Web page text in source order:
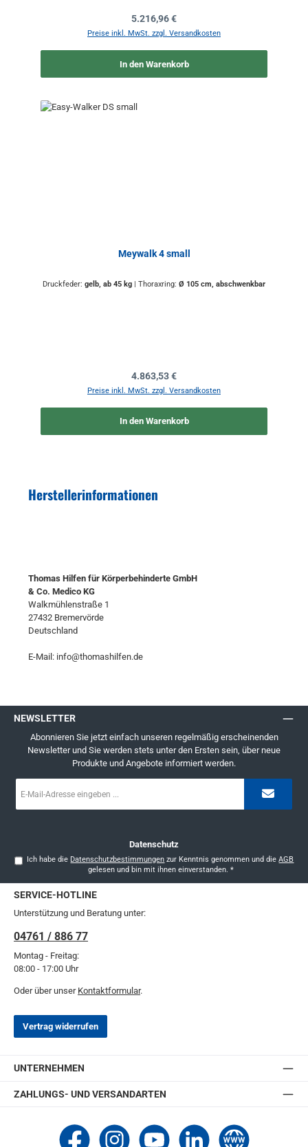
Regulärer Preis:
5.216,96 €
Preise inkl. MwSt. zzgl. Versandkosten
In den Warenkorb
Meywalk 4 small
Druckfeder: gelb, ab 45 kg Thoraxring: Ø 105 cm, abschwenkbar
Regulärer Preis:
4.863,53 €
Preise inkl. MwSt. zzgl. Versandkosten
In den Warenkorb
Herstellerinformationen
Thomas Hilfen für Körperbehinderte GmbH
& Co. Medico KG
Walkmühlenstraße 1
27432 Bremervörde
Deutschland
E-Mail: info@thomashilfen.de
NEWSLETTER
Abonnieren Sie jetzt einfach unseren regelmäßig erscheinenden
Newsletter und Sie werden stets unter den Ersten sein, über neue
Produkte und Angebote informiert werden.
Mail-
Datenschutz
Ich habe die Datenschutzbestimmungen zur Kenntnis genommen und dieAGB
gelesen und bin mit ihnen einverstanden. *
SERVICE-HOTLINE
Unterstützung und Beratung unter:
04761 / 886 77
Montag - Freitag:
08:00 - 17:00 Uhr
Oder über unser Kontaktformular.
Vertrag widerrufen
UNTERNEHMEN
ZAHLUNGS- UND VERSANDARTEN
Thomashilfen bei Facebook
Thomashilfen bei Instagram
Thomashilfen bei YouTube
Thomashilfen bei LinkedIn
Zur Website von